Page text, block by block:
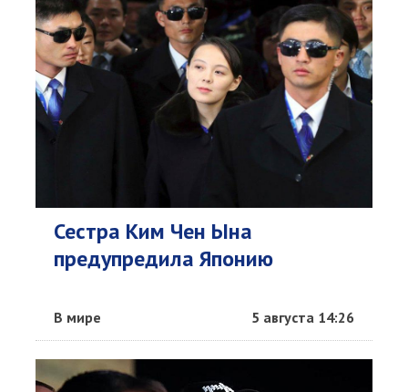
Сестра Ким Чен Ына
предупредила Японию
В мире 5 августа 14:26